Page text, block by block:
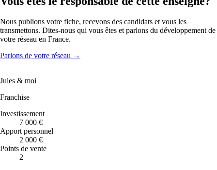
Nous publions votre fiche, recevons des candidats et vous les
transmettons. Dites-nous qui vous êtes et parlons du développement de
votre réseau en France.
Parlons de votre réseau →
Jules & moi
Franchise
Investissement
7 000 €
Apport personnel
2 000 €
Points de vente
2